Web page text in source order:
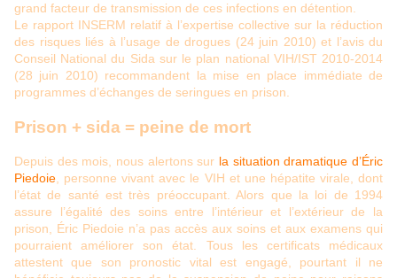
grand facteur de transmission de ces infections en détention.
Le rapport INSERM relatif à l’expertise collective sur la réduction
des risques liés à l’usage de drogues (24 juin 2010) et l’avis du
Conseil National du Sida sur le plan national VIH/IST 2010-2014
(28 juin 2010) recommandent la mise en place immédiate de
programmes d’échanges de seringues en prison.
Prison + sida = peine de mort
Depuis des mois, nous alertons sur la situation dramatique d’Éric
Piedoie , personne vivant avec le VIH et une hépatite virale, dont
l’état de santé est très préoccupant. Alors que la loi de 1994
assure l’égalité des soins entre l’intérieur et l’extérieur de la
prison, Éric Piedoie n’a pas accès aux soins et aux examens qui
pourraient améliorer son état. Tous les certificats médicaux
attestent que son pronostic vital est engagé, pourtant il ne